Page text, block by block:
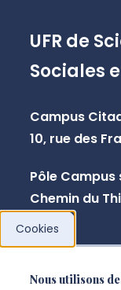
UFR de
Sociales
Campus
10, rue des
Pôle
Chemin du
Cookies
Nous utilisons